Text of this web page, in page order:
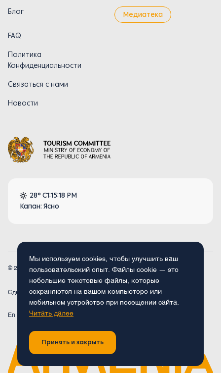
Мы используем cookies, чтобы улучшить ваш
пользовательский опыт. Файлы cookie — это
небольшие текстовые файлы, которые
сохраняются на вашем компьютере или
мобильном устройстве при посещении сайта.
Читать далее
Принять и закрыть
Блог Медиатека
FAQ
Политика
Конфиденциальности
Связаться с нами
Новости
28° C1:15:18 PM
Капан: Ясно
© 2026 Armenia.travel. Все права защищены.
Сделано Concept Studio
En Fr Ru